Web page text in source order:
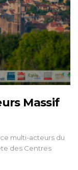
Massif
multi-acteurs du
des Centres